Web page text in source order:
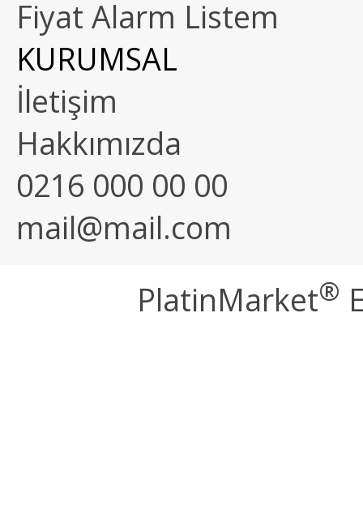
Fiyat Alarm Listem
KURUMSAL
İletişim
Hakkımızda
0216 000 00 00
mail@mail.com
PlatinMarket®